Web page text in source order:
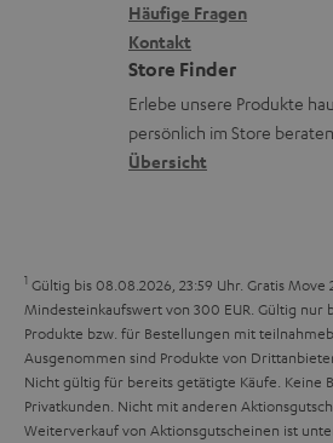
V
e
r
s
a
n
z
u
r
G
n
t
i
e
x
i
k
o
n
k
t
d
a
t
Häufige Fragen
Kontakt
Store Finder
Erlebe unsere Produkte
persönlich im Store
Übersicht
1 Gültig bis 08.08.2026, 23:59 Uhr. Gratis Move
Mindesteinkaufswert von 300 EUR. Gültig nur
Produkte bzw. für Bestellungen mit
Ausgenommen sind Produkte von
Nicht gültig für bereits getätigte Käufe. Keine
Privatkunden. Nicht mit anderen
Weiterverkauf von Aktionsgutscheinen ist